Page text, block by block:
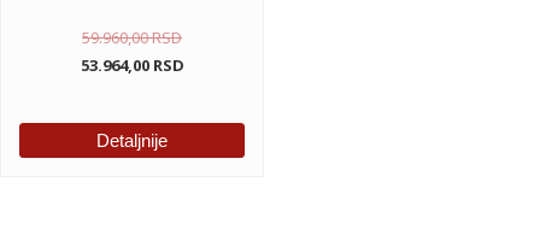
59.960,00RSD
53.964,00 RSD
Detaljnije